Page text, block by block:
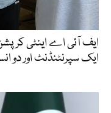
ایف آئی اے اینٹی
ایک سپرنٹنڈنٹ اور دو